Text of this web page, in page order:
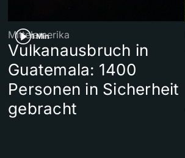
1 Min
Mittelamerika
Vulkanausbruch in
Guatemala: 1400
Personen in Sicherheit
gebracht